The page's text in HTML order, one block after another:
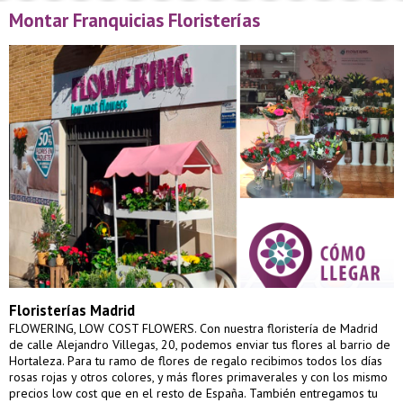
Montar Franquicias Floristerías
Floristerías Madrid
FLOWERING, LOW COST FLOWERS. Con nuestra floristería de Madrid
de calle Alejandro Villegas, 20, podemos enviar tus flores al barrio de
Hortaleza. Para tu ramo de flores de regalo recibimos todos los días
rosas rojas y otros colores, y más flores primaverales y con los mismo
precios low cost que en el resto de España. También entregamos tu